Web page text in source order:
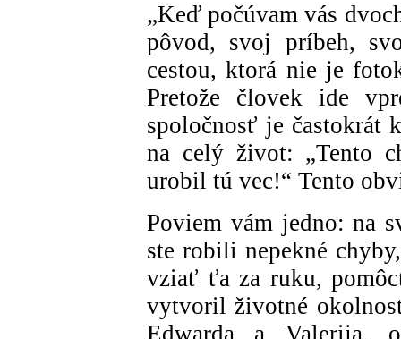
„Keď počúvam vás
pôvod, svoj príbeh,
cestou, ktorá nie je
Pretože človek ide
spoločnosť je častokrát
na celý život: „Tento
urobil tú vec!“ Tento
Poviem vám jedno: na
ste robili nepekné
vziať ťa za ruku,
vytvoril životné
Edwarda a Valerija,